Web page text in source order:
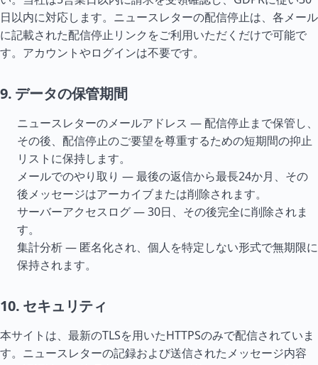
日以内に対応します。ニュースレターの配信停止は、各メール
に記載された配信停止リンクをご利用いただくだけで可能で
す。アカウントやログインは不要です。
9. データの保管期間
ニュースレターのメールアドレス — 配信停止まで保管し、
その後、配信停止のご要望を尊重するための短期間の抑止
リストに保持します。
メールでのやり取り — 最後の返信から最長24か月、その
後メッセージはアーカイブまたは削除されます。
サーバーアクセスログ — 30日、その後完全に削除されま
す。
集計分析 — 匿名化され、個人を特定しない形式で無期限に
保持されます。
10. セキュリティ
本サイトは、最新のTLSを用いたHTTPSのみで配信されていま
す。ニュースレターの記録および送信されたメッセージ内容